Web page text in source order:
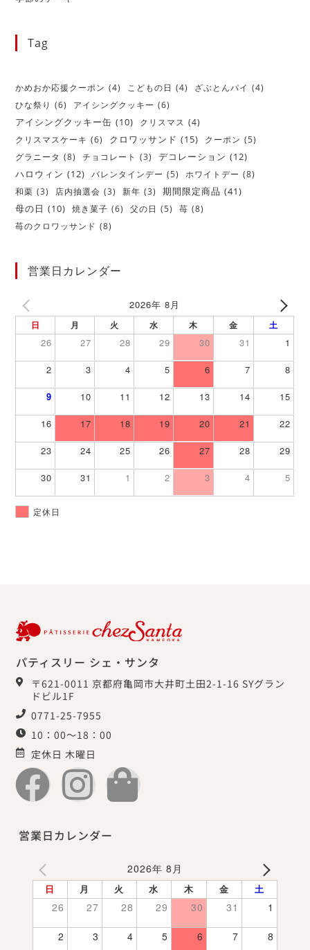
Tag
かめおか応援クーポン (4) こどもの日 (4) ざぶとんパイ (4)
ひな祭り (6) アイシングクッキー (6)
アイシングクッキー缶 (10) クリスマス (4)
クリスマスケーキ (6) クロワッサンド (15) クーポン (5)
グラニータ (8) チョコレート (3) デコレーション (12)
ハロウィン (12) バレンタインデー (5) ホワイトデー (8)
和栗 (3) 店内抽選会 (3) 新年 (3) 期間限定商品 (41)
母の日 (10) 焼き菓子 (6) 父の日 (5) 苺 (8)
苺のクロワッサンド (8)
営業日カレンダー
2026年 8月
日 月 火 水 木 金 土
26 27 28 29 30 31 1
2 3 4 5 6 7 8
9 10 11 12 13 14 15
16 17 18 19 20 21 22
23 24 25 26 27 28 29
30 31 1 2 3 4 5
定休日
パティスリー シェ・サンタ
〒621-0011 京都府亀岡市大井町土田2-1-16 SYグラン
ドビル1F
0771-25-7955
10：00～18：00
定休日 木曜日
営業日カレンダー
2026年 8月
日 月 火 水 木 金 土
26 27 28 29 30 31 1
2 3 4 5 6 7 8